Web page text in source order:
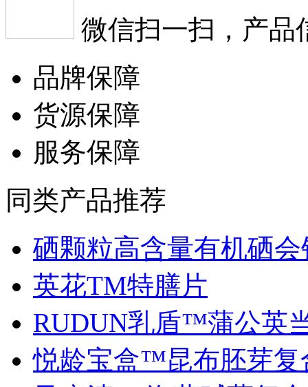
微信扫一扫，产品
品牌保障
货源保障
服务保障
同类产品推荐
硒颗粒高含量有机硒会
英花TM特膳片
RUDUN乳盾™蒲公英
悦龄宝盒™昆布胚芽复